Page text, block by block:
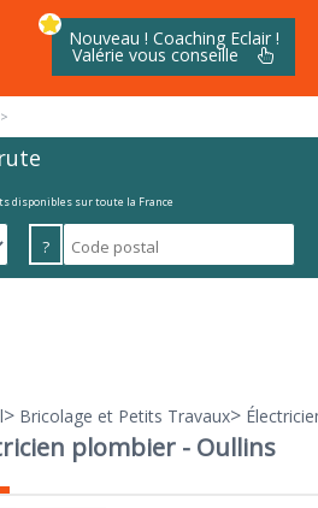
Nouveau ! Coaching Eclair !
Valérie vous conseille
disponibles sur toute la France
?
> Bricolage et Petits Travaux>
plombier - Oullins